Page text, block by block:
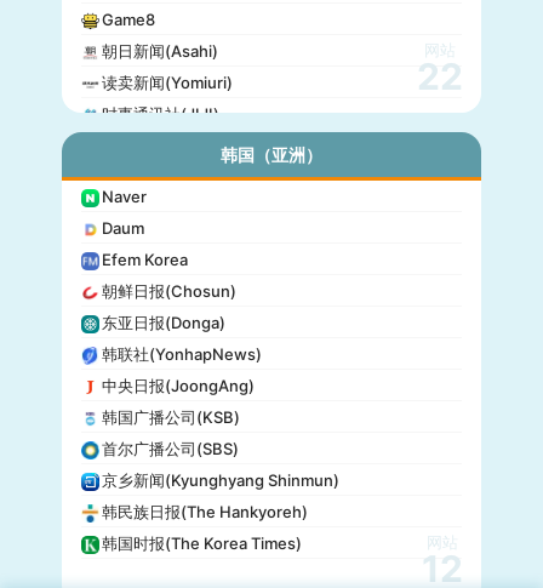
Game8
朝日新闻(Asahi)
读卖新闻(Yomiuri)
时事通讯社(JIJI)
产经新闻(Sankei)
东京放送(TBS)
朝日电视台(TV Asahi)
东京电视台(TV Tokyo)
日本电视台(NTV)
富士电视台(Fuji TV)
日本时报(Japan Times)
网站
22
韩国（亚洲）
Naver
Daum
Efem Korea
朝鲜日报(Chosun)
东亚日报(Donga)
韩联社(YonhapNews)
中央日报(JoongAng)
韩国广播公司(KSB)
首尔广播公司(SBS)
京乡新闻(Kyunghyang Shinmun)
韩民族日报(The Hankyoreh)
韩国时报(The Korea Times)
网站
12